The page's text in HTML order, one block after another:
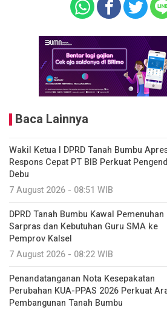
Baca Lainnya
Wakil Ketua I DPRD Tanah Bumbu
Respons Cepat PT BIB Perkuat
Debu
7 August 2026 - 08:51 WIB
DPRD Tanah Bumbu Kawal Pemenuhan
Sarpras dan Kebutuhan Guru SMA ke
Pemprov Kalsel
7 August 2026 - 08:22 WIB
Penandatanganan Nota Kesepakatan
Perubahan KUA-PPAS 2026 Perkuat
Pembangunan Tanah Bumbu